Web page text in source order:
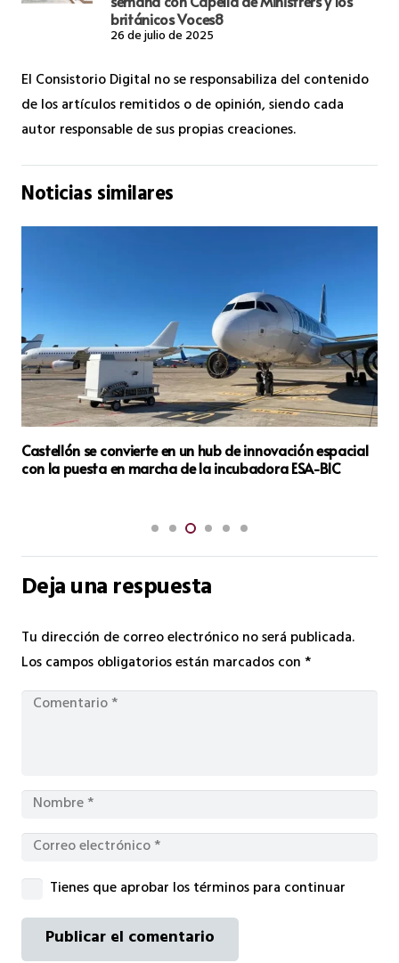
británicos Voces8
26 de julio de 2025
El Consistorio Digital no se responsabiliza del contenido
de los artículos remitidos o de opinión, siendo cada
autor responsable de sus propias creaciones.
Noticias similares
Castellón se convierte en un hub de innovación espacial
con la puesta en marcha de la incubadora ESA-BIC
Deja una respuesta
Tu dirección de correo electrónico no será publicada.
Los campos obligatorios están marcados con*
Tienes que aprobar los términos para continuar
Publicar el comentario